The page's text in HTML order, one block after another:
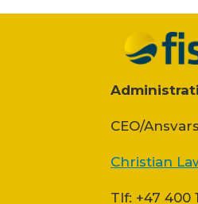
CEO/
Christian
Tlf: +47 400